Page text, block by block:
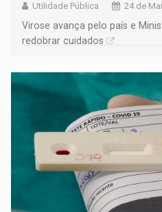
Utilidade Pública 24 de
Virose avança pelo país e
redobrar cuidados